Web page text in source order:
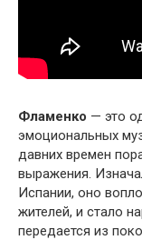
Фламенко — это
эмоциональных
давних времен
выражения.
Испании, оно
жителей, и стало
передается из